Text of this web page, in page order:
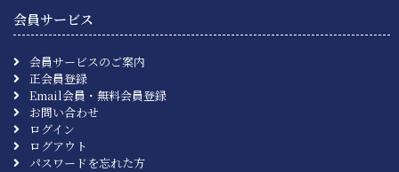
会員サービス
会員サービスのご案内
正会員登録
Email会員・無料会員登録
お問い合わせ
ログイン
ログアウト
パスワードを忘れた方